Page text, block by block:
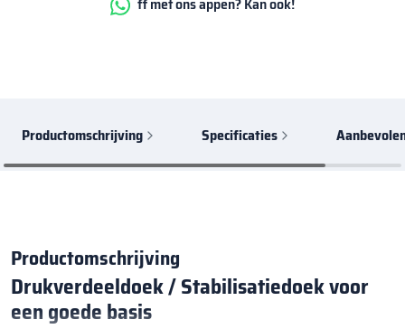
Productomschrijving Specificaties
Productomschrijving
Drukverdeeldoek / Stabilisatiedoek voor
een goede basis